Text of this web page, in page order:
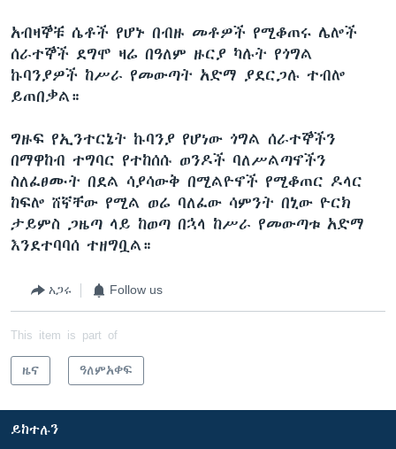
አብዛኞቹ ሴቶች የሆኑ በብዙ መቶዎች የሚቆጠሩ ሌሎች
ሰራተኞች ደግሞ ዛሬ በዓለም ዙርያ ካሉት የጎግል
ኩባንያዎች ከሥራ የመውጣት አድማ ያደርጋሉ ተብሎ
ይጠበቃል።
ግዙፍ የኢንተርኔት ኩባንያ የሆነው ጎግል ሰራተኞችን
በማዋከብ ተግባር የተከሰሱ ወንዶች ባለሥልጣኖችን
ስለፈፀሙት በደል ሳያሳውቅ በሚልዮኖች የሚቆጠር ዶላር
ከፍሎ ሸኛቸው የሚል ወሬ ባለፈው ሳምንት በኒው ዮርክ
ታይምስ ጋዜጣ ላይ ከወጣ በኋላ ከሥራ የመውጣቱ አድማ
እንደተባባሰ ተዘግቧል።
አጋሩ Follow us
This item is part of
ዜና ዓለምአቀፍ
ይከተሉን